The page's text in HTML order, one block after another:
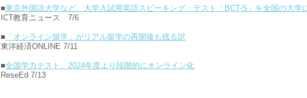
■東京外国語大学など、大学入試用英語スピーキング・テスト「BCT-S」を全国の大学
ICT教育ニュース 7/6
■ 「オンライン留学」がリアル留学の再開後も残る訳
東洋経済ONLINE 7/11
■全国学力テスト、2024年度より段階的にオンライン化
ReseEd 7/13